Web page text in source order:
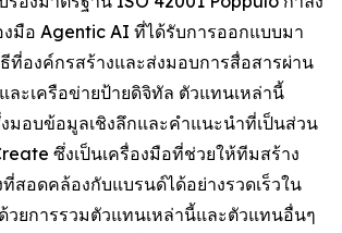
งมือ Agentic AI ที่ได้รับการออกแบบมา
ที่องค์กรสร้างและส่งมอบการสื่อสารผ่าน
ละเครือข่ายป้ายดิจิทัล ตัวแทนเหล่านี้
มอบข้อมูลเชิงลึกและคำแนะนำที่เป็นส่วน
ซึ่งเป็นเครื่องมือที่ช่วยให้ทีมสร้าง
สอดคล้องกับแบรนด์ได้อย่างรวดเร็วใน
ยการรวมตัวแทนเหล่านี้และตัวแทนอื่นๆ